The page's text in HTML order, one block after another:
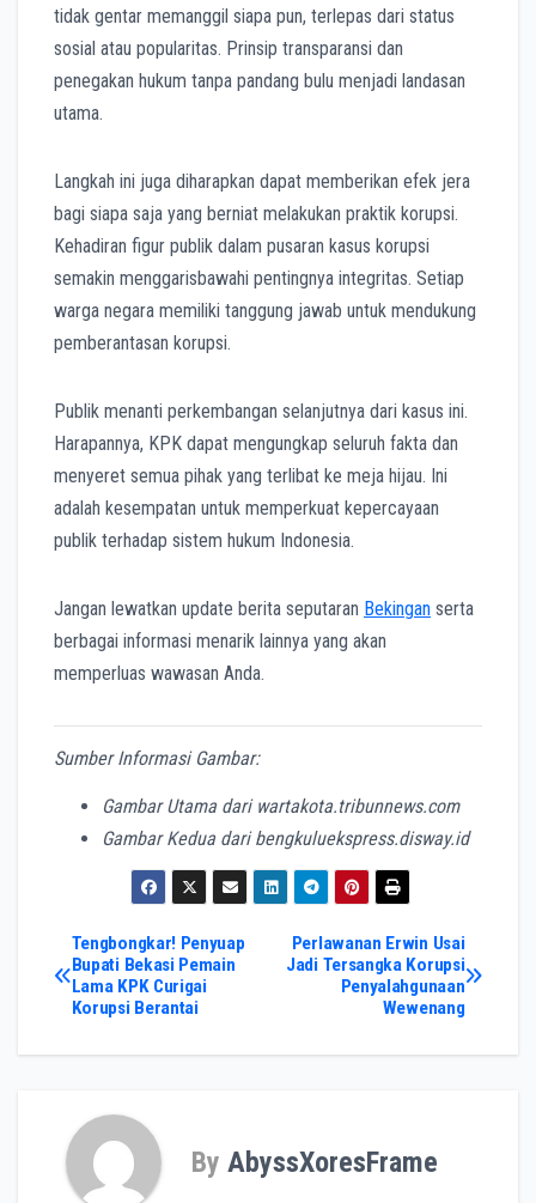
tidak gentar memanggil siapa pun, terlepas dari status
sosial atau popularitas. Prinsip transparansi dan
penegakan hukum tanpa pandang bulu menjadi landasan
utama.
Langkah ini juga diharapkan dapat memberikan efek jera
bagi siapa saja yang berniat melakukan praktik korupsi.
Kehadiran figur publik dalam pusaran kasus korupsi
semakin menggarisbawahi pentingnya integritas. Setiap
warga negara memiliki tanggung jawab untuk mendukung
pemberantasan korupsi.
Publik menanti perkembangan selanjutnya dari kasus ini.
Harapannya, KPK dapat mengungkap seluruh fakta dan
menyeret semua pihak yang terlibat ke meja hijau. Ini
adalah kesempatan untuk memperkuat kepercayaan
publik terhadap sistem hukum Indonesia.
Jangan lewatkan update berita seputaran Bekingan serta
berbagai informasi menarik lainnya yang akan
memperluas wawasan Anda.
Sumber Informasi Gambar:
Gambar Utama dari wartakota.tribunnews.com
Gambar Kedua dari bengkuluekspress.disway.id
Post
navigation
Perlawanan Erwin Usai
Jadi Tersangka Korupsi
Penyalahgunaan
Wewenang
Tengbongkar! Penyuap
Bupati Bekasi Pemain
Lama KPK Curigai
Korupsi Berantai
By AbyssXoresFrame